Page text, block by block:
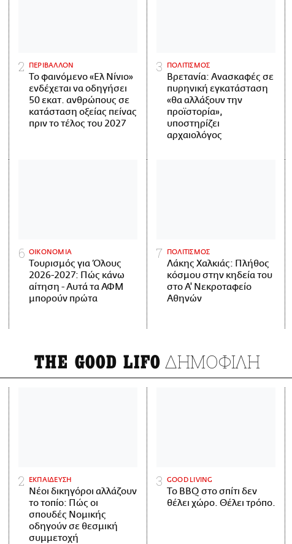
ΠΕΡΙΒΑΛΛΟΝ
Το φαινόμενο «Ελ Νίνιο»
ενδέχεται να οδηγήσει
50 εκατ. ανθρώπους σε
κατάσταση οξείας πείνας
πριν το τέλος του 2027
ΠΟΛΙΤΙΣΜΟΣ
Βρετανία: Ανασκαφές σε
πυρηνική εγκατάσταση
«θα αλλάξουν την
προϊστορία»,
υποστηρίζει
αρχαιολόγος
ΟΙΚΟΝΟΜΙΑ
Τουρισμός για Όλους
2026-2027: Πώς κάνω
αίτηση - Αυτά τα ΑΦΜ
μπορούν πρώτα
ΠΟΛΙΤΙΣΜΟΣ
Λάκης Χαλκιάς: Πλήθος
κόσμου στην κηδεία του
στο Α' Νεκροταφείο
Αθηνών
THE GOOD LIFO ΔΗΜΟΦΙΛΗ
ΕΚΠΑΙΔΕΥΣΗ
Νέοι δικηγόροι αλλάζουν
το τοπίο: Πώς οι
σπουδές Νομικής
οδηγούν σε θεσμική
συμμετοχή
GOOD LIVING
Το BBQ στο σπίτι δεν
θέλει χώρο. Θέλει τρόπο.